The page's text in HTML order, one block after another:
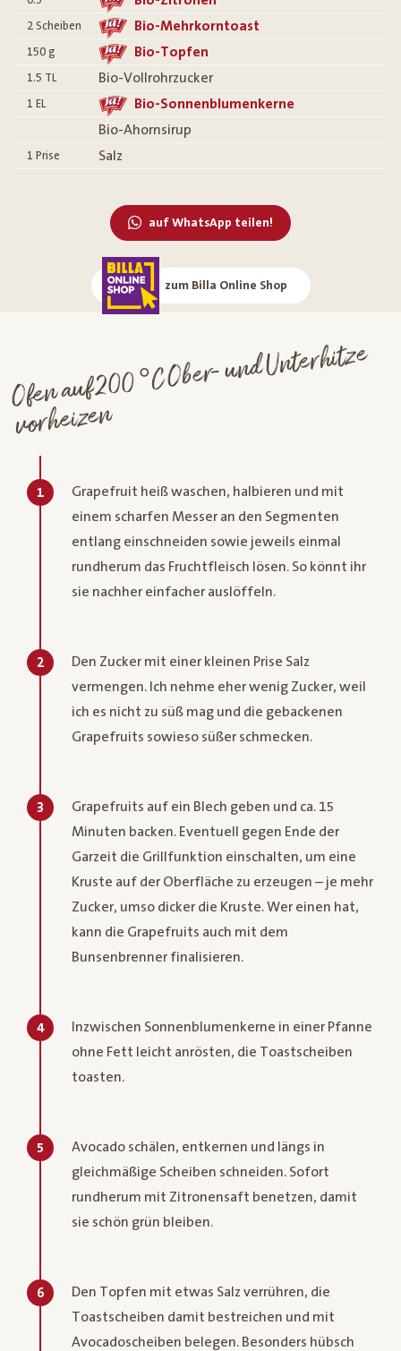
2 Scheiben Bio-Mehrkorntoast
150 g Bio-Topfen
1.5 TL Bio-Vollrohrzucker
1 EL
Bio-Sonnenblumenkerne
Bio-Ahornsirup
1 Prise Salz
auf WhatsApp teilen!
zum Billa Online Shop
Ofen auf 200 °C Ober- und Unterhitze
vorheizen
1
Grapefruit heiß waschen, halbieren und mit
einem scharfen Messer an den Segmenten
entlang einschneiden sowie jeweils einmal
rundherum das Fruchtfleisch lösen. So könnt ihr
sie nachher einfacher auslöffeln.
2
Den Zucker mit einer kleinen Prise Salz
vermengen. Ich nehme eher wenig Zucker, weil
ich es nicht zu süß mag und die gebackenen
Grapefruits sowieso süßer schmecken.
3
Grapefruits auf ein Blech geben und ca. 15
Minuten backen. Eventuell gegen Ende der
Garzeit die Grillfunktion einschalten, um eine
Kruste auf der Oberfläche zu erzeugen – je mehr
Zucker, umso dicker die Kruste. Wer einen hat,
kann die Grapefruits auch mit dem
Bunsenbrenner finalisieren.
4
Inzwischen Sonnenblumenkerne in einer Pfanne
ohne Fett leicht anrösten, die Toastscheiben
toasten.
5
Avocado schälen, entkernen und längs in
gleichmäßige Scheiben schneiden. Sofort
rundherum mit Zitronensaft benetzen, damit
sie schön grün bleiben.
6
Den Topfen mit etwas Salz verrühren, die
Toastscheiben damit bestreichen und mit
Avocadoscheiben belegen. Besonders hübsch